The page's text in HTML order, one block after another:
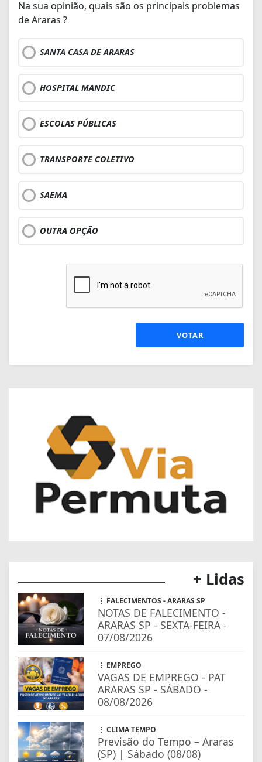
Na sua opinião, quais são os principais problemas
de Araras ?
SANTA CASA DE ARARAS
HOSPITAL MANDIC
ESCOLAS PÚBLICAS
TRANSPORTE COLETIVO
SAEMA
OUTRA OPÇÃO
VOTAR
+ Lidas
FALECIMENTOS - ARARAS SP
NOTAS DE FALECIMENTO -
ARARAS SP - SEXTA-FEIRA -
07/08/2026
EMPREGO
VAGAS DE EMPREGO - PAT
ARARAS SP - SÁBADO -
08/08/2026
CLIMA TEMPO
Previsão do Tempo – Araras
(SP) | Sábado (08/08)